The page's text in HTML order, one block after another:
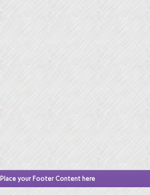
Place your Footer Content here